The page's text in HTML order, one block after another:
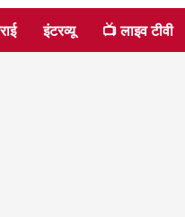
इंटरव्यू 📺 लाइव टीवी